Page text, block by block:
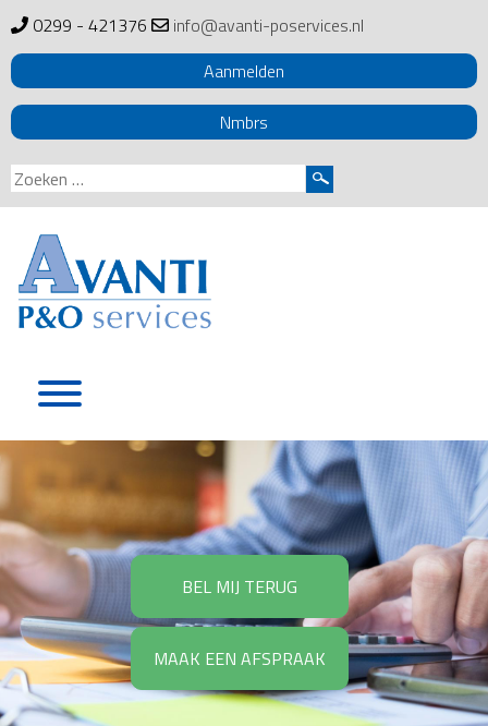
0299 - 421376
info@avanti-poservices.nl
Aanmelden
Nmbrs
Zoeken
naar:
BEL MIJ TERUG
MAAK EEN AFSPRAAK